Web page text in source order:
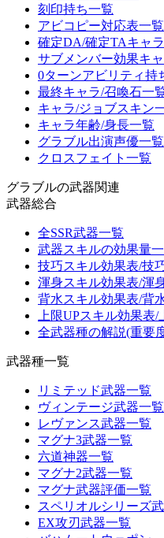
刻印持ち一覧
アビコピー対応表一覧
確定DA/確定TAキャ
サブメンバー効果キ
0ターンアビリティ持
最終キャラ/召喚石一
キャラ/ジョブスキン
キャラ年齢/身長一覧
グラブル出演声優一覧
クロスフェイト一覧
グラブルの武器関連
武器総合
全SSR武器一覧
武器スキルの効果量
技巧スキル効果表/技
渾身スキル効果表/渾
背水スキル効果表/背
上限UPスキル効果表
全武器種の解説(重要
武器種一覧
リミテッド武器一覧
ヴィンテージ武器一覧
レヴァンス武器一覧
マグナ3武器一覧
六道神器一覧
マグナ2武器一覧
マグナ武器評価一覧
スペリオルシリーズ
EX攻刃武器一覧